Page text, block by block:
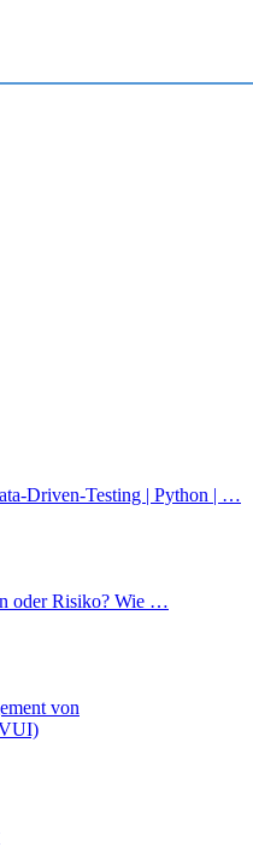
Driven-Testing | Python | …
oder Risiko? Wie …
von